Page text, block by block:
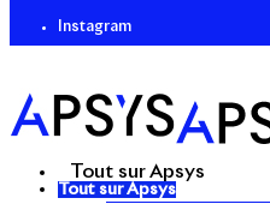
Instagram
Tout sur Apsys
Tout sur Apsys